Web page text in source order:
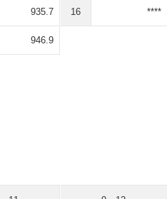
935.7
946.9
16 ****